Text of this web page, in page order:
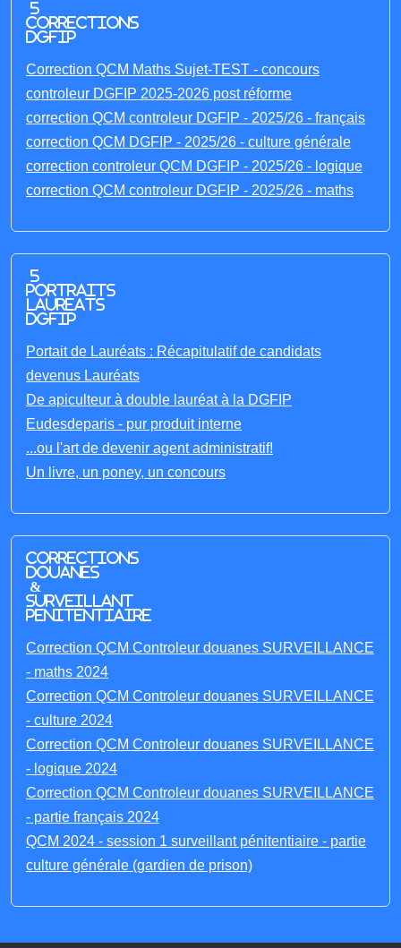
5
corrections
DGFIP
Correction QCM Maths Sujet-TEST - concours
controleur DGFIP 2025-2026 post réforme
correction QCM controleur DGFIP - 2025/26 - français
correction QCM DGFIP - 2025/26 - culture générale
correction controleur QCM DGFIP - 2025/26 - logique
correction QCM controleur DGFIP - 2025/26 - maths
5
portraits
laureats
DGFIP
Portait de Lauréats : Récapitulatif de candidats
devenus Lauréats
De apiculteur à double lauréat à la DGFIP
Eudesdeparis - pur produit interne
...ou l'art de devenir agent administratif!
Un livre, un poney, un concours
Corrections
Douanes
&
Surveillant
penitentiaire
Correction QCM Controleur douanes SURVEILLANCE
- maths 2024
Correction QCM Controleur douanes SURVEILLANCE
- culture 2024
Correction QCM Controleur douanes SURVEILLANCE
- logique 2024
Correction QCM Controleur douanes SURVEILLANCE
- partie français 2024
QCM 2024 - session 1 surveillant pénitentiaire - partie
culture générale (gardien de prison)